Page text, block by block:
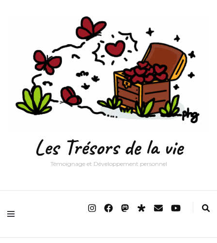
Les Trésors de la vie
Témoignage et Développement personnel